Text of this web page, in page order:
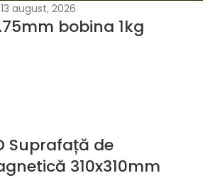
august, 2026
bobina 1kg
Suprafață de
310x310mm